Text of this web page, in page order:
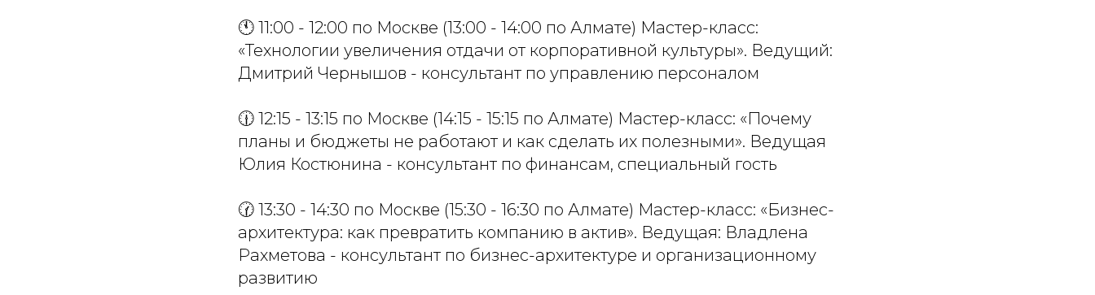
🕚 11:00 - 12:00 по Москве (13:00 - 14:00 по Алмате) Мастер-класс:
«Технологии увеличения отдачи от корпоративной культуры». Ведущий:
Дмитрий Чернышов - консультант по управлению персоналом
🕧 12:15 - 13:15 по Москве (14:15 - 15:15 по Алмате) Мастер-класс: «Почему
планы и бюджеты не работают и как сделать их полезными». Ведущая
Юлия Костюнина - консультант по финансам, специальный гость
🕜 13:30 - 14:30 по Москве (15:30 - 16:30 по Алмате) Мастер-класс: «Бизнес-
архитектура: как превратить компанию в актив». Ведущая: Владлена
Рахметова - консультант по бизнес-архитектуре и организационному
развитию